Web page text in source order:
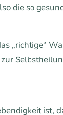
die so
„richtige“
ist,